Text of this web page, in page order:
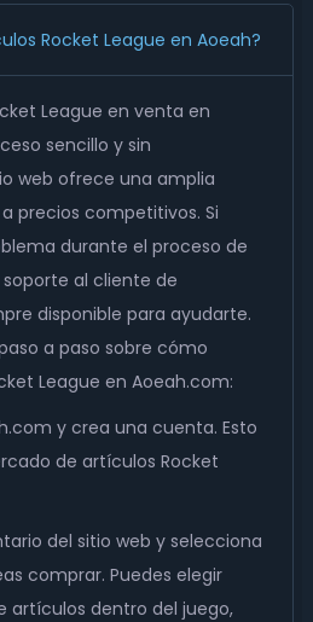
Rocket League en Aoeah?
League en venta en
sencillo y sin
web ofrece una amplia
precios competitivos. Si
durante el proceso de
al cliente de
disponible para ayudarte.
a paso sobre cómo
League en Aoeah.com:
y crea una cuenta. Esto
de artículos Rocket
del sitio web y selecciona
comprar. Puedes elegir
artículos dentro del juego,